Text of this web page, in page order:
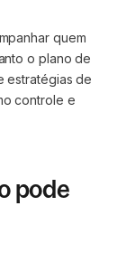
quem
o plano de
estratégias de
controle e
pode